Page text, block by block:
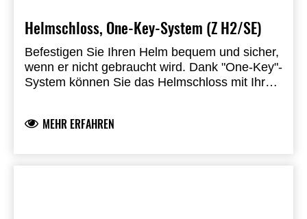
Helmschloss, One-Key-System (Z H2/SE)
Befestigen Sie Ihren Helm bequem und sicher,
wenn er nicht gebraucht wird. Dank "One-Key"-
System können Sie das Helmschloss mit Ihrem
erforderlich.
MEHR ERFAHREN